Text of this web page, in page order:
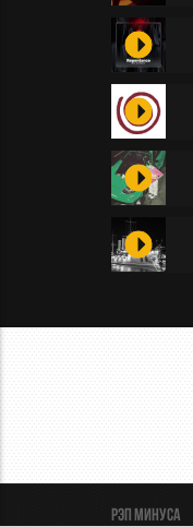
Рэп минуса